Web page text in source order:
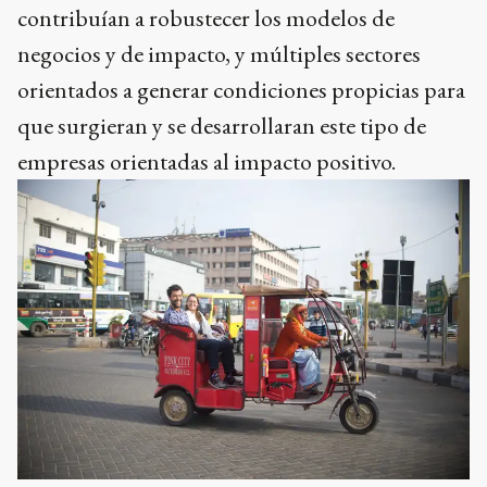
contribuían a robustecer los modelos de
negocios y de impacto, y múltiples sectores
orientados a generar condiciones propicias para
que surgieran y se desarrollaran este tipo de
empresas orientadas al impacto positivo.